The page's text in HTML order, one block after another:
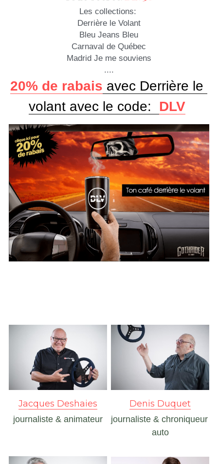
Les collections:
Derrière le Volant
Bleu Jeans Bleu
Carnaval de Québec
Madrid Je me souviens
....
20% de rabais avec Derrière le
volant avec le code: DLV
Jacques Deshaies
journaliste & animateur
Denis Duquet
journaliste & chroniqueur
auto